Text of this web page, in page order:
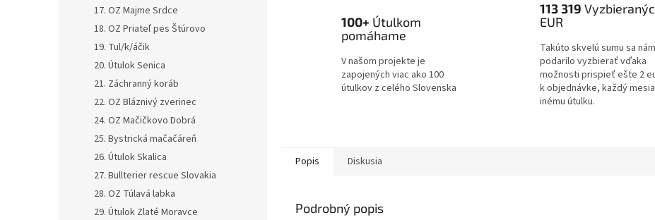
17. OZ Majme Srdce
18. OZ Priateľ pes Štúrovo
19. Tul/k/áčik
20. Útulok Senica
21. Záchranný koráb
22. OZ Bláznivý zverinec
24. OZ Mačičkovo Dobrá
25. Bystrická mačačáreň
26. Útulok Skalica
27. Bullterier rescue Slovakia
28. OZ Túlavá labka
29. Útulok Zlaté Moravce
100+ Útulkom
pomáhame
V našom projekte je
zapojených viac ako 100
útulkov z celého Slovenska
113 319
EUR
Takúto skvelú sumu sa nám
podarilo vyzbierať vďaka
možnosti prispieť ešte 2
k objednávke, každý
inému útulku.
Popis Diskusia
Podrobný popis